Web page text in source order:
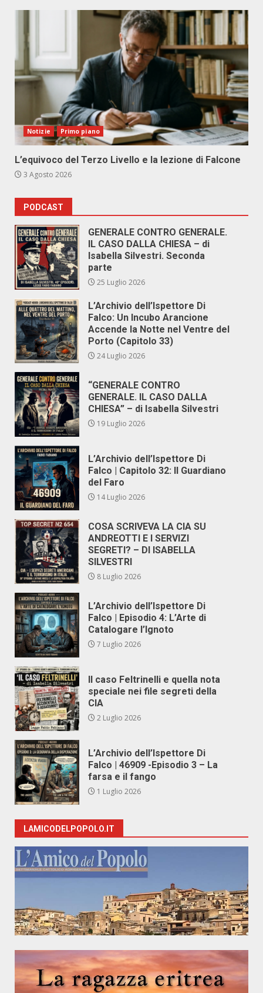
Notizie Primo piano
L’equivoco del Terzo Livello e la lezione di Falcone
3 Agosto 2026
PODCAST
GENERALE CONTRO GENERALE.
IL CASO DALLA CHIESA – di
Isabella Silvestri. Seconda
parte
25 Luglio 2026
L’Archivio dell’Ispettore Di
Falco: Un Incubo Arancione
Accende la Notte nel Ventre del
Porto (Capitolo 33)
24 Luglio 2026
“GENERALE CONTRO
GENERALE. IL CASO DALLA
CHIESA” – di Isabella Silvestri
19 Luglio 2026
L’Archivio dell’Ispettore Di
Falco | Capitolo 32: Il Guardiano
del Faro
14 Luglio 2026
COSA SCRIVEVA LA CIA SU
ANDREOTTI E I SERVIZI
SEGRETI? – DI ISABELLA
SILVESTRI
8 Luglio 2026
L’Archivio dell’Ispettore Di
Falco | Episodio 4: L’Arte di
Catalogare l’Ignoto
7 Luglio 2026
Il caso Feltrinelli e quella nota
speciale nei file segreti della
CIA
2 Luglio 2026
L’Archivio dell’Ispettore Di
Falco | 46909 -Episodio 3 – La
farsa e il fango
1 Luglio 2026
LAMICODELPOPOLO.IT